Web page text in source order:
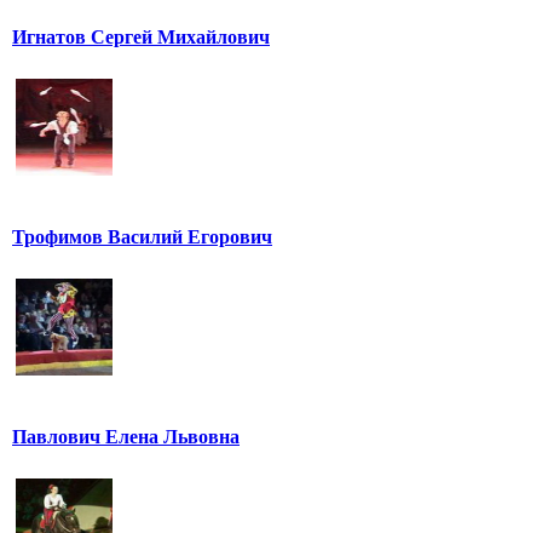
Игнатов Сергей Михайлович
Трофимов Василий Егорович
Павлович Елена Львовна